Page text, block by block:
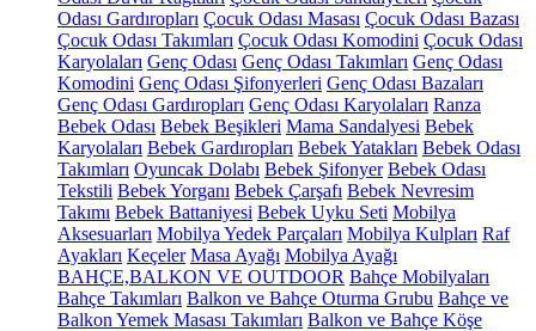
Odası Gardıropları Çocuk Odası Masası Çocuk Odası Bazası
Çocuk Odası Takımları Çocuk Odası Komodini Çocuk Odası
Karyolaları Genç Odası Genç Odası Takımları Genç Odası
Komodini Genç Odası Şifonyerleri Genç Odası Bazaları
Genç Odası Gardıropları Genç Odası Karyolaları Ranza
Bebek Odası Bebek Beşikleri Mama Sandalyesi Bebek
Karyolaları Bebek Gardıropları Bebek Yatakları Bebek Odası
Takımları Oyuncak Dolabı Bebek Şifonyer Bebek Odası
Tekstili Bebek Yorganı Bebek Çarşafı Bebek Nevresim
Takımı Bebek Battaniyesi Bebek Uyku Seti Mobilya
Aksesuarları Mobilya Yedek Parçaları Mobilya Kulpları Raf
Ayakları Keçeler Masa Ayağı Mobilya Ayağı
BAHÇE,BALKON VE OUTDOOR Bahçe Mobilyaları
Bahçe Takımları Balkon ve Bahçe Oturma Grubu Bahçe ve
Balkon Yemek Masası Takımları Balkon ve Bahçe Köşe